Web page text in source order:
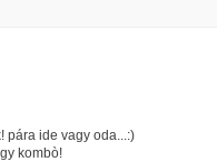
pára ide vagy oda...:)
kombò!